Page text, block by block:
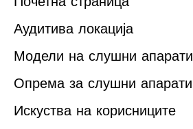
Аудитива локација
Модели на слушни апарати
Опрема за слушни апарати
Искуства на корисниците